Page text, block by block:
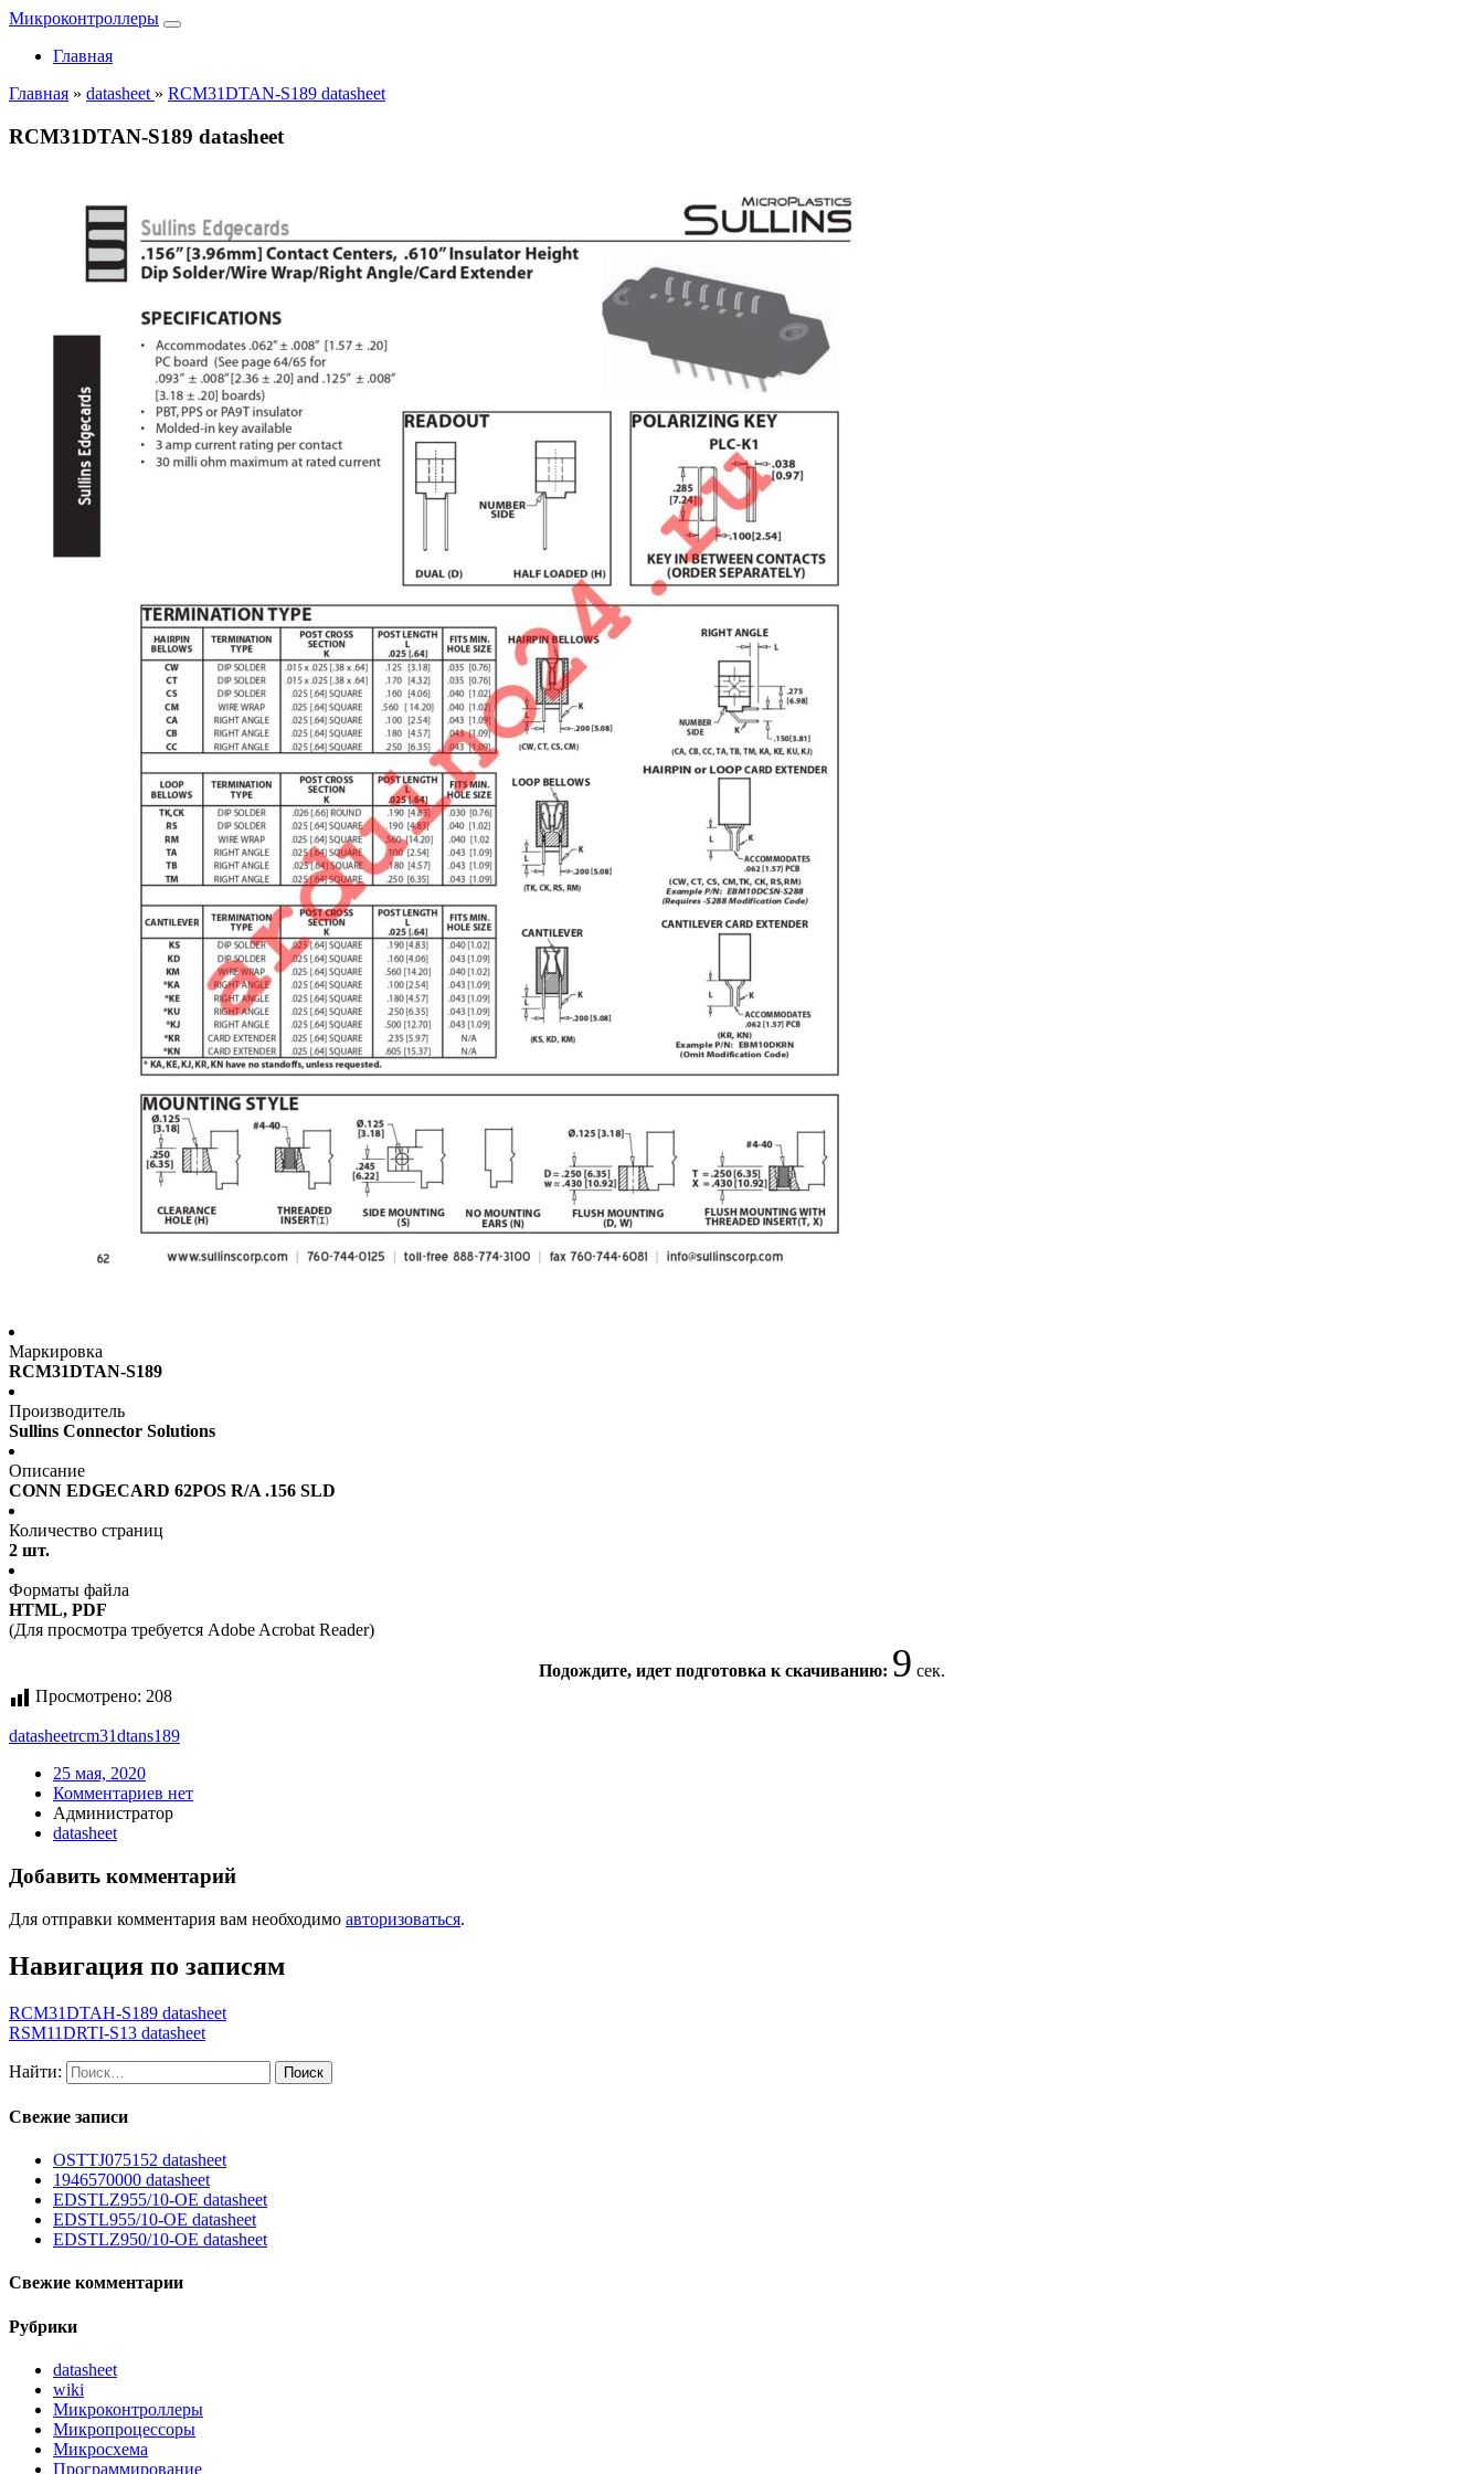
Микроконтроллеры
Главная
Главная » datasheet » RCM31DTAN-S189 datasheet
RCM31DTAN-S189 datasheet
Маркировка
RCM31DTAN-S189
Производитель
Sullins Connector Solutions
Описание
CONN EDGECARD 62POS R/A .156 SLD
Количество страниц
2 шт.
Форматы файла
HTML, PDF
(Для просмотра требуется Adobe Acrobat Reader)
Подождите, идет подготовка к скачиванию: 9 сек.
Просмотрено: 208
datasheetrcm31dtans189
25 мая, 2020
Комментариев нет
Администратор
datasheet
Добавить комментарий
Для отправки комментария вам необходимо авторизоваться.
Навигация по записям
RCM31DTAH-S189 datasheet
RSM11DRTI-S13 datasheet
Найти:
Свежие записи
OSTTJ075152 datasheet
1946570000 datasheet
EDSTLZ955/10-OE datasheet
EDSTL955/10-OE datasheet
EDSTLZ950/10-OE datasheet
Свежие комментарии
Рубрики
datasheet
wiki
Микроконтроллеры
Микропроцессоры
Микросхема
Программирование